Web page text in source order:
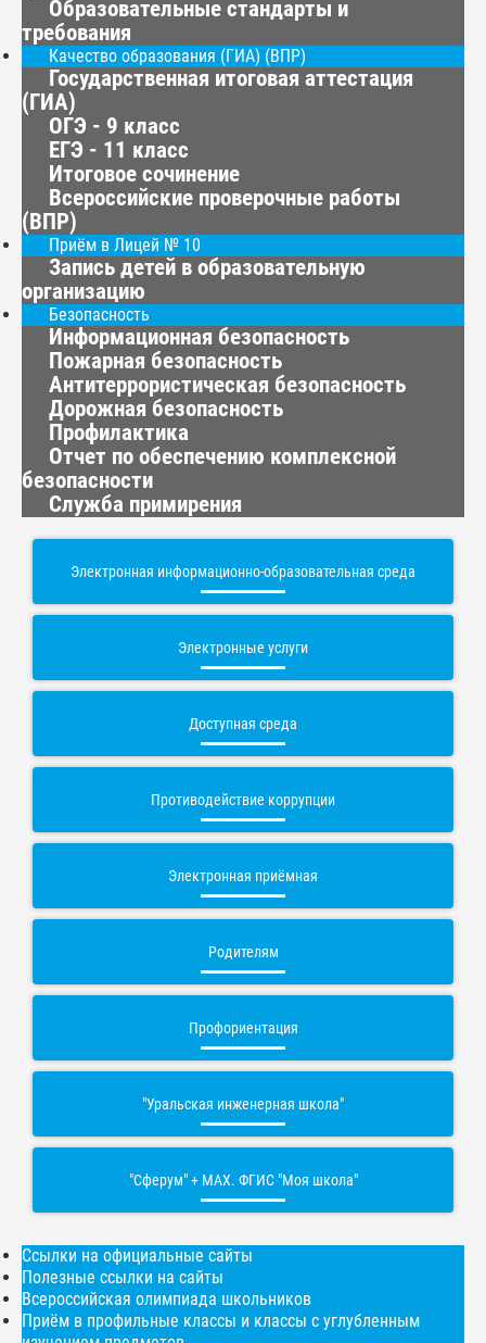
Образовательные стандарты и
требования
Качество образования (ГИА) (ВПР)
Государственная итоговая аттестация
(ГИА)
ОГЭ - 9 класс
ЕГЭ - 11 класс
Итоговое сочинение
Всероссийские проверочные работы
(ВПР)
Приём в Лицей № 10
Запись детей в образовательную
организацию
Безопасность
Информационная безопасность
Пожарная безопасность
Антитеррористическая безопасность
Дорожная безопасность
Профилактика
Отчет по обеспечению комплексной
безопасности
Служба примирения
Электронная информационно-образовательная среда
Электронные услуги
Доступная среда
Противодействие коррупции
Электронная приёмная
Родителям
Профориентация
"Уральская инженерная школа"
"Сферум" + МАХ. ФГИС "Моя школа"
Ссылки на официальные сайты
Полезные ссылки на сайты
Всероссийская олимпиада школьников
Приём в профильные классы и классы с углубленным